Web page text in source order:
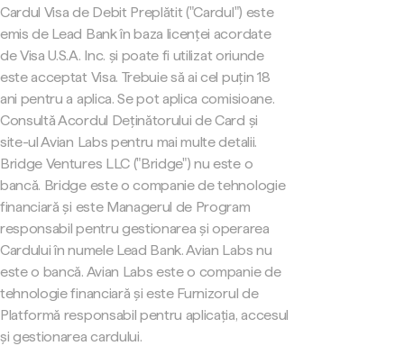
Cardul Visa de Debit Preplătit ("Cardul") este
emis de Lead Bank în baza licenței acordate
de Visa U.S.A. Inc. și poate fi utilizat oriunde
este acceptat Visa. Trebuie să ai cel puțin 18
ani pentru a aplica. Se pot aplica comisioane.
Consultă Acordul Deținătorului de Card și
site-ul Avian Labs pentru mai multe detalii.
Bridge Ventures LLC ("Bridge") nu este o
bancă. Bridge este o companie de tehnologie
financiară și este Managerul de Program
responsabil pentru gestionarea și operarea
Cardului în numele Lead Bank. Avian Labs nu
este o bancă. Avian Labs este o companie de
tehnologie financiară și este Furnizorul de
Platformă responsabil pentru aplicația, accesul
și gestionarea cardului.